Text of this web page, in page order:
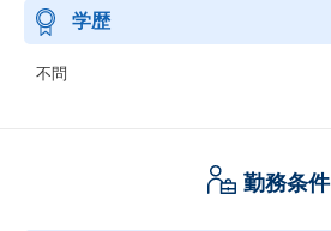
学歴
不問
勤務条件